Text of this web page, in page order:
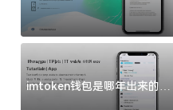
过来人告诉你门道
imtoken钱包是哪年出来的？
一文给你说清楚